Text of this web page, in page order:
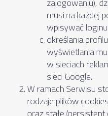
musi na każdej
wpisywać loginu
określania
wyświetlania
w sieciach
sieci Google.
W ramach Serwisu
rodzaje plików